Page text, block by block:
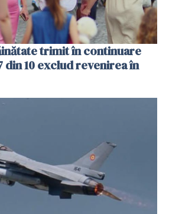
trimit în continuare
din 10 exclud revenirea în